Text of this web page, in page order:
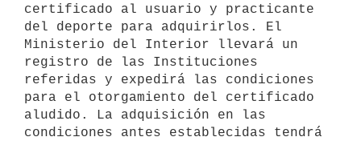
certificado al usuario y practicante
del deporte para adquirirlos. El
Ministerio del Interior llevará un
registro de las Instituciones
referidas y expedirá las condiciones
para el otorgamiento del certificado
aludido. La adquisición en las
condiciones antes establecidas tendrá